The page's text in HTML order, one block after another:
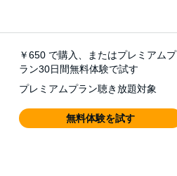
￥650 で購入、またはプレミアムプ
ラン30日間無料体験で試す
プレミアムプラン聴き放題対象
無料体験を試す